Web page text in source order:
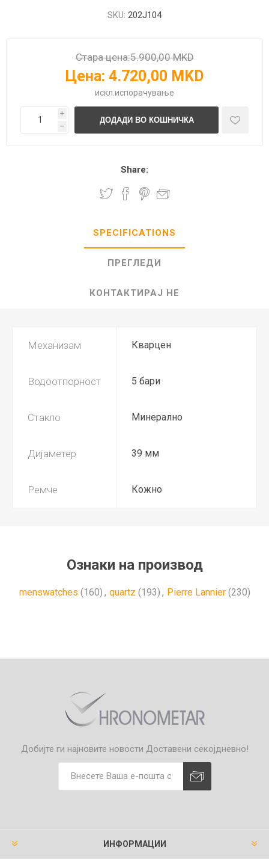
SKU: 202J104
Стара цена:5.900,00 MKD
Цена: 4.720,00 MKD
искл. испорачување
i
h
Share:
SPECIFICATIONS
ПРЕГЛЕДИ
КОНТАКТИРАЈ НЕ
Механизам Кварцен
Водоотпорност 5 бари
Стакло Минерално
Дијаметер 39 мм
Ремче Кожно
Ознаки на производ
menswatches (160) , quartz (193) , Pierre Lannier (230)
Добијте ги најновите новости Доставени секојдневно!
ИНФОРМАЦИИ